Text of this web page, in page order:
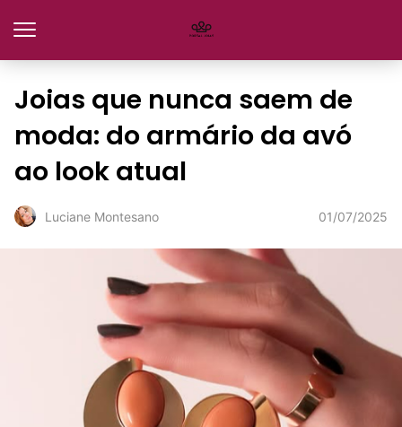
Joias que nunca saem de
moda: do armário da avó
ao look atual
Luciane Montesano 01/07/2025